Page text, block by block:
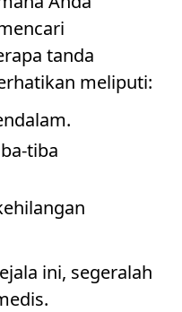
tanda
meliputi:
tiba
ini, segeralah